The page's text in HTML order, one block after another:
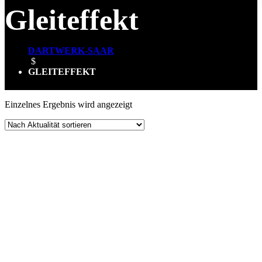
Gleiteffekt
DARTWERK-SAAR
$
GLEITEFFEKT
Einzelnes Ergebnis wird angezeigt